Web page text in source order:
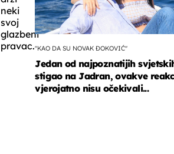
neki
svoj
glazbeni
pravac."KAO DA SU NOVAK ĐOKOVIĆ"
Jedan od najpoznatijih
stigao na Jadran, ovakve
vjerojatno nisu očekivali...